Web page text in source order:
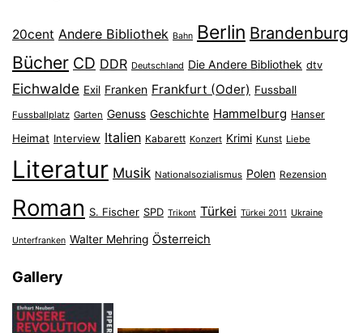
20cent Andere Bibliothek Bahn Berlin Brandenburg
Bücher CD DDR Deutschland Die Andere Bibliothek dtv
Eichwalde Exil Franken Frankfurt (Oder) Fussball
Fussballplatz Garten Genuss Geschichte Hammelburg Hanser
Heimat Interview Italien Kabarett Konzert Krimi Kunst Liebe
Literatur Musik Nationalsozialismus Polen Rezension
Roman S. Fischer SPD Trikont Türkei Türkei 2011 Ukraine
Unterfranken Walter Mehring Österreich
Gallery